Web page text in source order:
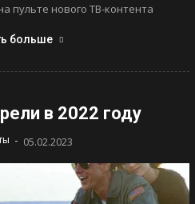
пульте нового ТВ-контента
больше
в 2022 году
- 05.02.2023